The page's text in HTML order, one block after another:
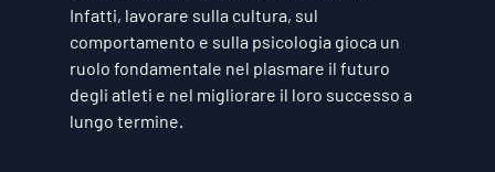
Infatti, lavorare sulla cultura, sul
comportamento e sulla psicologia gioca un
ruolo fondamentale nel plasmare il futuro
degli atleti e nel migliorare il loro successo a
lungo termine.